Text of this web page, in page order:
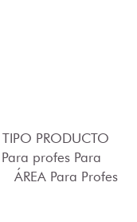
TIPO PRODUCTO
Para profes Para
ÁREA Para Profes